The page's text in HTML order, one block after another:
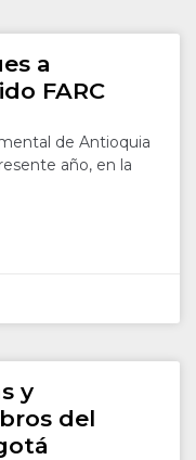
a
FARC
de Antioquia
año, en la
y
del